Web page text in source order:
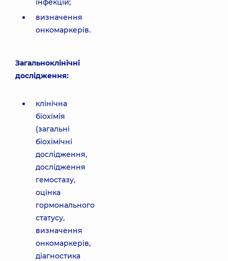
інфекцій;
визначення
онкомаркерів.
Загальноклінічні
дослідження:
клінічна
біохімія
(загальні
біохімічні
дослідження,
дослідження
гемостазу,
оцінка
гормонального
статусу,
визначення
онкомаркерів,
діагностика